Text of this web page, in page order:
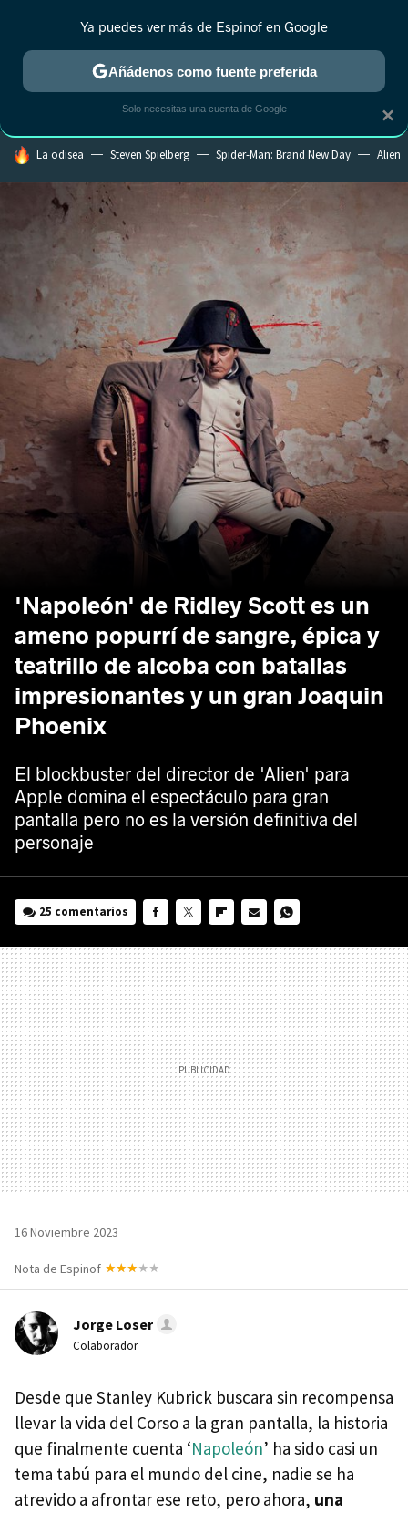
ESTRENOS REALITY ANIME RANKINGS CINE
HOY SE HABLA DE
La odisea Steven Spielberg Spider-Man: Brand New Day Alien
'Napoleón' de Ridley Scott es un
ameno popurrí de sangre, épica y
teatrillo de alcoba con batallas
impresionantes y un gran Joaquin
Phoenix
El blockbuster del director de 'Alien' para
Apple domina el espectáculo para gran
pantalla pero no es la versión definitiva del
personaje
25 comentarios
MAIL
16 Noviembre 2023
Nota de Espinof
Jorge Loser
Colaborador
Desde que Stanley Kubrick buscara sin recompensa
llevar la vida del Corso a la gran pantalla, la historia
que finalmente cuenta ‘Napoleón’ ha sido casi un
tema tabú para el mundo del cine, nadie se ha
atrevido a afrontar ese reto, pero ahora, una
×
Ya puedes ver más de Espinof en Google
Añádenos como fuente preferida
Solo necesitas una cuenta de Google